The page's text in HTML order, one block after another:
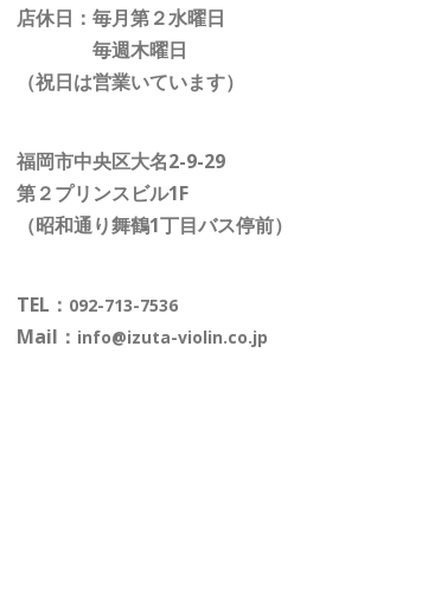
店休日：毎月第２水曜日
毎週木曜日
（祝日は営業いています）
福岡市中央区大名2-9-29
第２プリンスビル1F
（昭和通り舞鶴1丁目バス停前）
TEL： 092-713-7536
Mail： info@izuta-violin.co.jp